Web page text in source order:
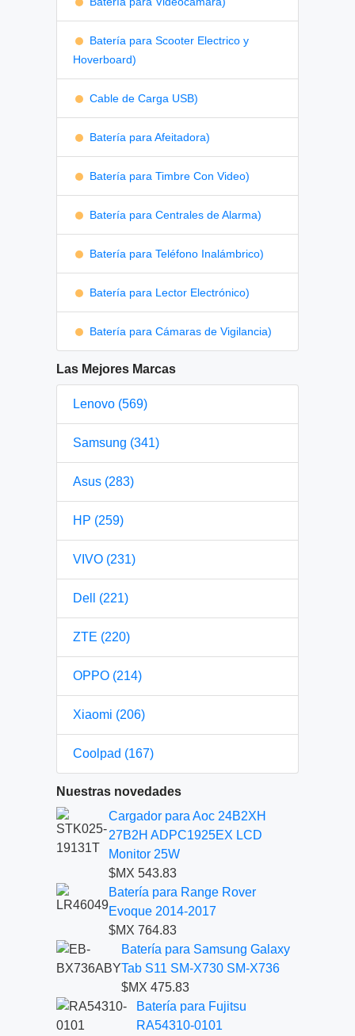
Batería para Scooter Electrico y
Hoverboard)
Cable de Carga USB)
Batería para Afeitadora)
Batería para Timbre Con Video)
Batería para Centrales de Alarma)
Batería para Teléfono Inalámbrico)
Batería para Lector Electrónico)
Batería para Cámaras de Vigilancia)
Las Mejores Marcas
Lenovo (569)
Samsung (341)
Asus (283)
HP (259)
VIVO (231)
Dell (221)
ZTE (220)
OPPO (214)
Xiaomi (206)
Coolpad (167)
Nuestras novedades
Cargador para Aoc 24B2XH
27B2H ADPC1925EX LCD
Monitor 25W
$MX 543.83
Batería para Range Rover
Evoque 2014-2017
$MX 764.83
Batería para Samsung Galaxy
Tab S11 SM-X730 SM-X736
$MX 475.83
Batería para Fujitsu
RA54310-0101